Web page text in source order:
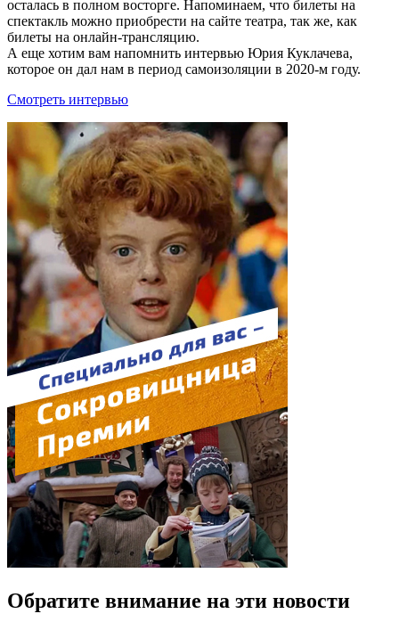
осталась в полном восторге. Напоминаем, что билеты на
спектакль можно приобрести на сайте театра, так же, как
билеты на онлайн-трансляцию.
А еще хотим вам напомнить интервью Юрия Куклачева,
которое он дал нам в период самоизоляции в 2020-м году.
Смотреть интервью
Обратите внимание на эти новости